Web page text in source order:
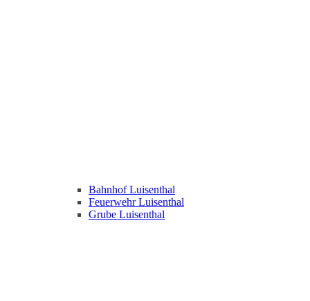
Bahnhof Luisenthal
Feuerwehr Luisenthal
Grube Luisenthal